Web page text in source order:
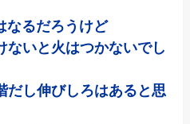
なるだろうけど
ないと火はつかないでし
だし伸びしろはあると思